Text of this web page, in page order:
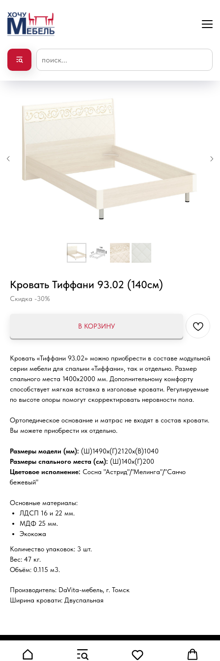
Кровать Тиффани 93.02 (140см)
Скидка -30%
В КОРЗИНУ
Кровать «Тиффани 93.02» можно приобрести в составе модульной
серии мебели для спальни «Тиффани», так и отдельно. Размер
спального места 1400x2000 мм. Дополнительному комфорту
способствует мягкая вставка в изголовье кровати. Регулируемые
по высоте опоры помогут скорректировать неровности пола.
Ортопедическое основание и матрас не входят в состав кровати.
Вы можете приобрести их отдельно.
Размеры модели (мм): (Ш)1490х(Г)2120х(В)1040
Размеры спального места (см): (Ш)140х(Г)200
Цветовое исполнение: Сосна "Астрид"/"Мелинга"/"Санчо
бежевый"
Основные материалы:
ЛДСП 16 и 22 мм.
МДФ 25 мм.
Экокожа
Количество упаковок: 3 шт.
Вес: 47 кг.
Объём: 0.115 м3.
Производитель: DaVita-мебель, г. Томск
Ширина кровати: Двуспальная
Made on Tilda